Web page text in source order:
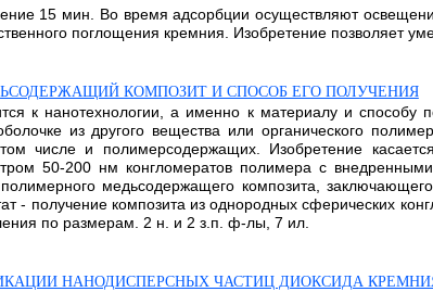
15 мин. Во время адсорбции осуществляют
поглощения кремния. Изобретение позволяет
КОМПОЗИТ И СПОСОБ ЕГО ПОЛУЧЕНИЯ
к нанотехнологии, а именно к материалу и
из другого вещества или органического
числе и полимерсодержащих. Изобретение
50-200 нм конгломератов полимера с
медьсодержащего композита,
- получение композита из однородных сферических
по размерам. 2 н. и 2 з.п. ф-лы, 7 ил.
НАНОДИСПЕРСНЫХ ЧАСТИЦ ДИОКСИДА